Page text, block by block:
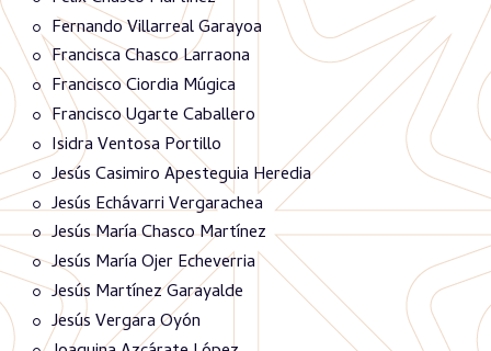
Fernando Villarreal Garayoa
Francisca Chasco Larraona
Francisco Ciordia Múgica
Francisco Ugarte Caballero
Isidra Ventosa Portillo
Jesús Casimiro Apesteguia Heredia
Jesús Echávarri Vergarachea
Jesús María Chasco Martínez
Jesús María Ojer Echeverria
Jesús Martínez Garayalde
Jesús Vergara Oyón